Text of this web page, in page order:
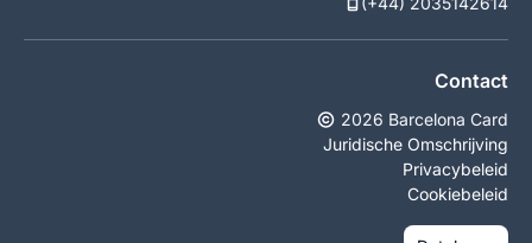
Contact
2026 Barcelona Card
Juridische Omschrijving
Privacybeleid
Cookiebeleid